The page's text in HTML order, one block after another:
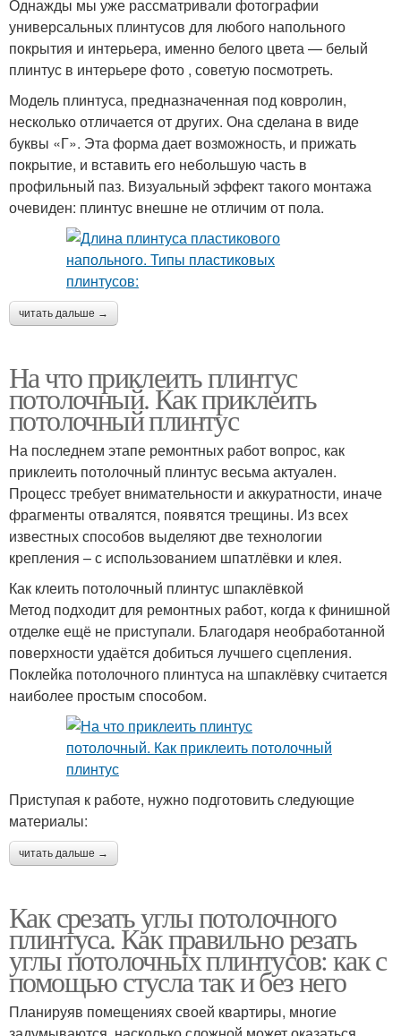
Однажды мы уже рассматривали фотографии
универсальных плинтусов для любого напольного
покрытия и интерьера, именно белого цвета — белый
плинтус в интерьере фото , советую посмотреть.
Модель плинтуса, предназначенная под ковролин,
несколько отличается от других. Она сделана в виде
буквы «Г». Эта форма дает возможность, и прижать
покрытие, и вставить его небольшую часть в
профильный паз. Визуальный эффект такого монтажа
очевиден: плинтус внешне не отличим от пола.
читать дальше →
На что приклеить плинтус
потолочный. Как приклеить
потолочный плинтус
На последнем этапе ремонтных работ вопрос, как
приклеить потолочный плинтус весьма актуален.
Процесс требует внимательности и аккуратности, иначе
фрагменты отвалятся, появятся трещины. Из всех
известных способов выделяют две технологии
крепления – с использованием шпатлёвки и клея.
Как клеить потолочный плинтус шпаклёвкой
Метод подходит для ремонтных работ, когда к финишной
отделке ещё не приступали. Благодаря необработанной
поверхности удаётся добиться лучшего сцепления.
Поклейка потолочного плинтуса на шпаклёвку считается
наиболее простым способом.
Приступая к работе, нужно подготовить следующие
материалы:
читать дальше →
Как срезать углы потолочного
плинтуса. Как правильно резать
углы потолочных плинтусов: как с
помощью стусла так и без него
Планируяв помещениях своей квартиры, многие